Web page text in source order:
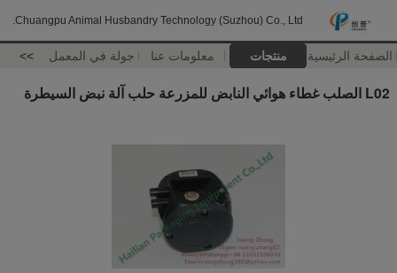
Chuangpu Animal Husbandry Technology (Suzhou) Co., Ltd.
الصفحة الرئيسية منتجات معلومات عنا جولة في المعمل >>
L02 الصلب غطاء هوائي النابض للمزرعة حلب آلة نبض السيطرة